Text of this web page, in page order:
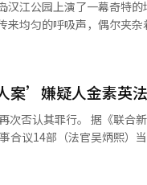
调（HVAC）、智能工厂
基础的生产优化和能源效率技术的获
核心工具。AI技术被应用
车市场需求暂时减缓的“
扩张竞争已难以保证生存。 最终，关键在于
基于AI的工艺优化和质量预测技
心，扩大AX的应用范围。
面的AX战略中心是LG AI研究院。 LG AI研究院以超
日的估算），韩国半导体
是股价上涨的结果。这表
显现，韩国企业再次站上
关键因素。AI服务器需要
握内存的企业将获得AI产
代的王者。GPU不再是简
着道路和港口的角色。博
业的核心枢纽。相对而言
汉江公园上演了一幕奇特
来均匀的呼吸声，偶尔夹
在垫子上的参
志，而旁边的“天线宝宝”
惊叹
场的宁静。然而，比赛开
活动再合适不过了。 左边是一位因学业和兼
案’嫌疑人金素英
庭首次公开了金素英引导一名似乎醉酒男子
方代理律师南彦浩在审理结束